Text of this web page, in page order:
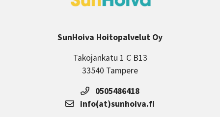
SunHoiva Hoitopalvelut Oy
Takojankatu 1 C B13
33540 Tampere
0505486418
info(at)sunhoiva.fi